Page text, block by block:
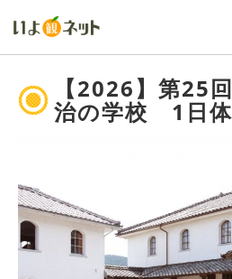
【2026】第25
治の学校 1日